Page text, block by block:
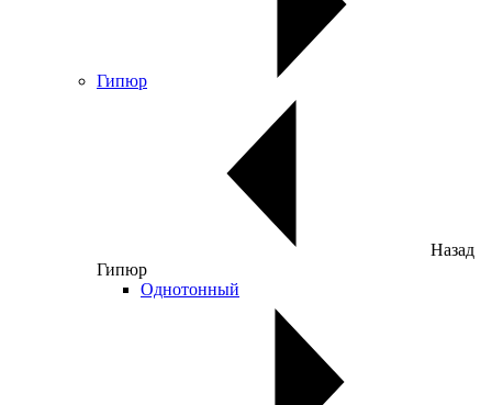
Гипюр
Назад
Гипюр
Однотонный